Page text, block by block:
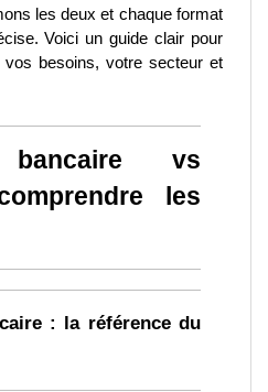
les deux et chaque format
Voici un guide clair pour
vos besoins, votre secteur et
bancaire vs
les
: la référence du